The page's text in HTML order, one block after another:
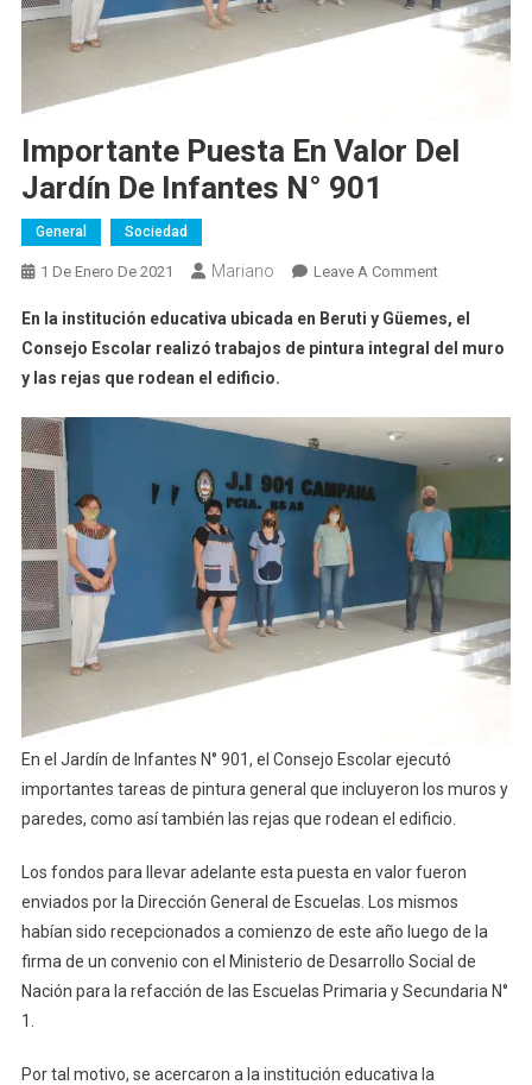
Importante Puesta En Valor Del
Jardín De Infantes N° 901
General Sociedad
1 De Enero De 2021 Mariano Leave A CommentOn
Puesta
En
De
Infantes
N°
901
En la institución educativa ubicada en Beruti y Güemes, el
Consejo Escolar realizó trabajos de pintura integral del muro
y las rejas que rodean el edificio.
En el Jardín de Infantes N° 901, el Consejo Escolar ejecutó
importantes tareas de pintura general que incluyeron los muros y
paredes, como así también las rejas que rodean el edificio.
Los fondos para llevar adelante esta puesta en valor fueron
enviados por la Dirección General de Escuelas. Los mismos
habían sido recepcionados a comienzo de este año luego de la
firma de un convenio con el Ministerio de Desarrollo Social de
Nación para la refacción de las Escuelas Primaria y Secundaria N°
1.
Por tal motivo, se acercaron a la institución educativa la